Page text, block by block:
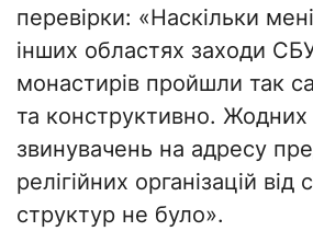
перевірки: «Наскільки
інших областях заходи
монастирів пройшли так
та конструктивно.
звинувачень на адресу
релігійних організацій від
структур не було».